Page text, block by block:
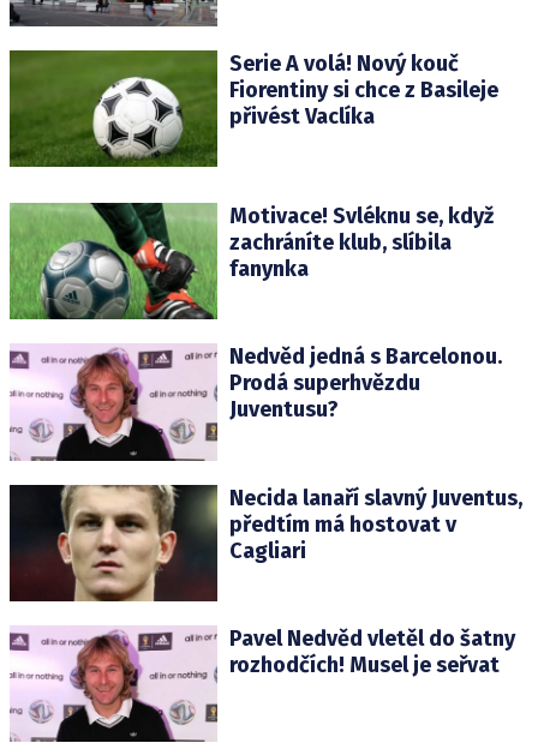
Serie A volá! Nový kouč
Fiorentiny si chce z Basileje
přivést Vaclíka
Motivace! Svléknu se, když
zachráníte klub, slíbila
fanynka
Nedvěd jedná s Barcelonou.
Prodá superhvězdu
Juventusu?
Necida lanaří slavný Juventus,
předtím má hostovat v
Cagliari
Pavel Nedvěd vletěl do šatny
rozhodčích! Musel je seřvat